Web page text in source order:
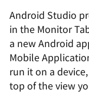
Android Studio
in the Monitor
a new Android
Mobile
run it on a
top of the view